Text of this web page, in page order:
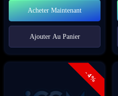
Acheter Maintenant
Ajouter Au Panier
- 4%